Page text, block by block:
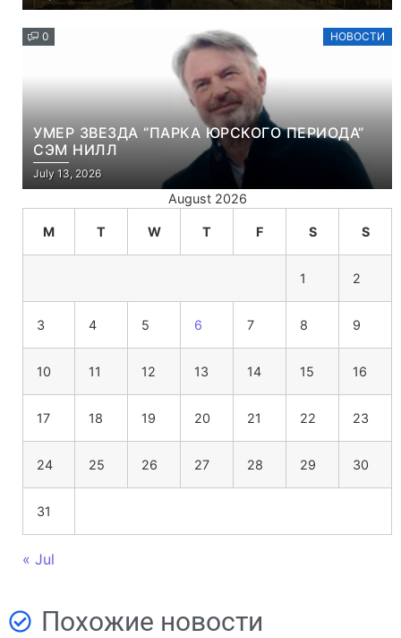
0 НОВОСТИ
УМЕР ЗВЕЗДА “ПАРКА ЮРСКОГО ПЕРИОДА”
СЭМ НИЛЛ
July 13, 2026
August 2026
M T W T F S S
1 2
3 4 5 6 7 8 9
10 11 12 13 14 15 16
17 18 19 20 21 22 23
24 25 26 27 28 29 30
31
« Jul
Похожие новости